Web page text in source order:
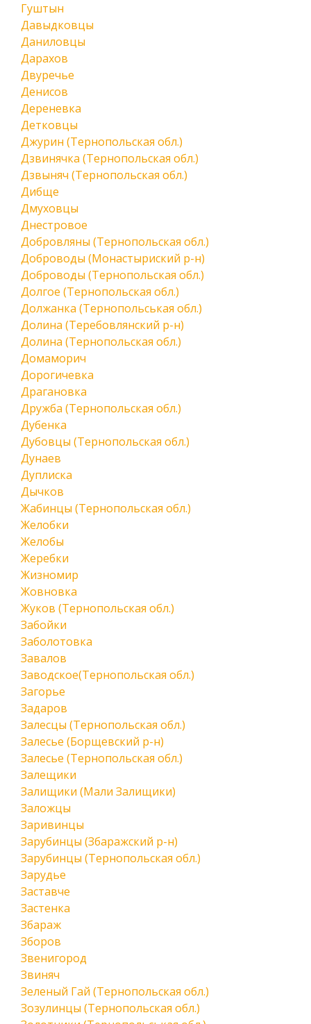
Гуштын
Давыдковцы
Даниловцы
Дарахов
Двуречье
Денисов
Дереневка
Детковцы
Джурин (Тернопольская обл.)
Дзвинячка (Тернопольская обл.)
Дзвыняч (Тернопольская обл.)
Дибще
Дмуховцы
Днестровое
Добровляны (Тернопольская обл.)
Доброводы (Монастыриский р-н)
Доброводы (Тернопольская обл.)
Долгое (Тернопольская обл.)
Должанка (Тернопольськая обл.)
Долина (Теребовлянский р-н)
Долина (Тернопольская обл.)
Домаморич
Дорогичевка
Драгановка
Дружба (Тернопольская обл.)
Дубенка
Дубовцы (Тернопольская обл.)
Дунаев
Дуплиска
Дычков
Жабинцы (Тернопольская обл.)
Желобки
Желобы
Жеребки
Жизномир
Жовновка
Жуков (Тернопольская обл.)
Забойки
Заболотовка
Завалов
Заводское(Тернопольская обл.)
Загорье
Задаров
Залесцы (Тернопольская обл.)
Залесье (Борщевский р-н)
Залесье (Тернопольская обл.)
Залещики
Залищики (Мали Залищики)
Заложцы
Заривинцы
Зарубинцы (Збаражский р-н)
Зарубинцы (Тернопольская обл.)
Зарудье
Заставче
Застенка
Збараж
Зборов
Звенигород
Звиняч
Зеленый Гай (Тернопольская обл.)
Зозулинцы (Тернопольская обл.)